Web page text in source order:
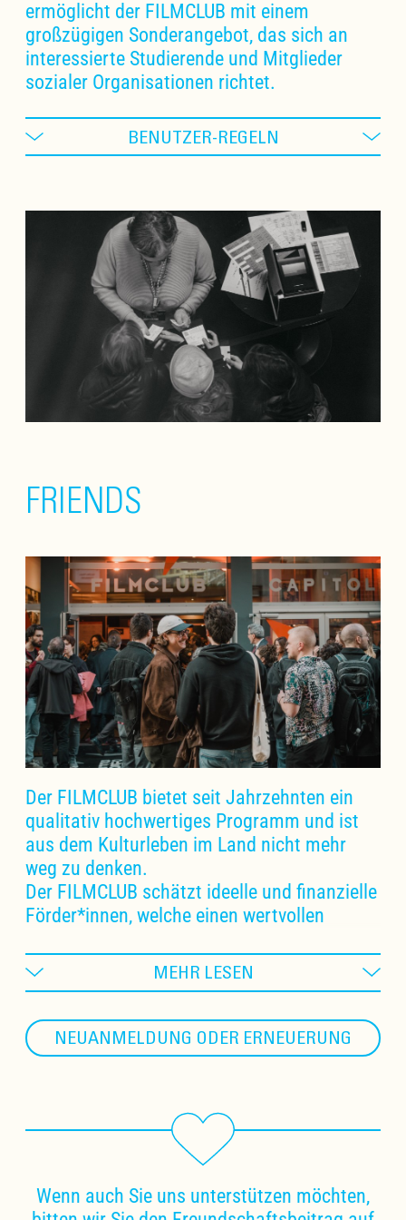
ermöglicht der FILMCLUB mit einem
großzügigen Sonderangebot, das sich an
interessierte Studierende und Mitglieder
sozialer Organisationen richtet.
BENUTZER-REGELN
FRIENDS
Der FILMCLUB bietet seit Jahrzehnten ein
qualitativ hochwertiges Programm und ist
aus dem Kulturleben im Land nicht mehr
weg zu denken.
Der FILMCLUB schätzt ideelle und finanzielle
Förder*innen, welche einen wertvollen
Deshalb gibt es die FILMCLUB FRIENDS!
Wer unsere Arbeit schätzt, kann durch die
Mitgliedschaft im Freundeskreis den
FILMCLUB mit seinem Engagement
Auch für dieses Jahr haben wir als
Dankeschön für unsere Freundinnen und
Freunde Vergünstigungen vorgesehen:
verbilligte Eintritte bei allen
Filmvorführungen
MEHR LESEN
NEUANMELDUNG ODER ERNEUERUNG
Wenn auch Sie uns unterstützen möchten,